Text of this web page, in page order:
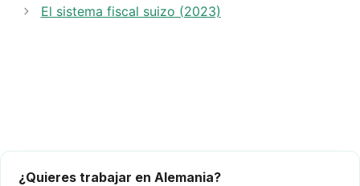
El sistema fiscal suizo (2023)
¿Quieres trabajar en Alemania?